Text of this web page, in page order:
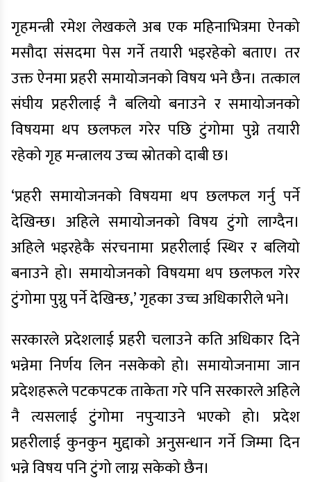
गृहमन्त्री रमेश लेखकले अब एक महिनाभित्रमा ऐनको
मसौदा संसदमा पेस गर्ने तयारी भइरहेको बताए। तर
उक्त ऐनमा प्रहरी समायोजनको विषय भने छैन। तत्काल
संघीय प्रहरीलाई नै बलियो बनाउने र समायोजनको
विषयमा थप छलफल गरेर पछि टुंगोमा पुग्ने तयारी
रहेको गृह मन्त्रालय उच्च स्रोतको दाबी छ।
‘प्रहरी समायोजनको विषयमा थप छलफल गर्नु पर्ने
देखिन्छ। अहिले समायोजनको विषय टुंगो लाग्दैन।
अहिले भइरहेकै संरचनामा प्रहरीलाई स्थिर र बलियो
बनाउने हो। समायोजनको विषयमा थप छलफल गरेर
टुंगोमा पुग्नु पर्ने देखिन्छ,’ गृहका उच्च अधिकारीले भने।
सरकारले प्रदेशलाई प्रहरी चलाउने कति अधिकार दिने
भन्नेमा निर्णय लिन नसकेको हो। समायोजनामा जान
प्रदेशहरूले पटकपटक ताकेता गरे पनि सरकारले अहिले
नै त्यसलाई टुंगोमा नपुर्‍याउने भएको हो। प्रदेश
प्रहरीलाई कुनकुन मुद्दाको अनुसन्धान गर्ने जिम्मा दिन
भन्ने विषय पनि टुंगो लाग्न सकेको छैन।